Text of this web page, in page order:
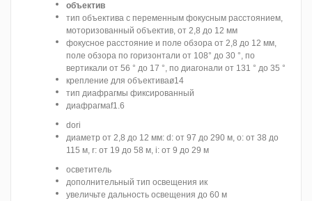
объектив
тип объектива с переменным фокусным расстоянием,
моторизованный объектив, от 2,8 до 12 мм
фокусное расстояние и поле обзора от 2,8 до 12 мм,
поле обзора по горизонтали от 108° до 30 °, по
вертикали от 56 ° до 17 °, по диагонали от 131 ° до 35 °
крепление для объективаø14
тип диафрагмы фиксированный
диафрагмаf1.6
dori
диаметр от 2,8 до 12 мм: d: от 97 до 290 м, o: от 38 до
115 м, r: от 19 до 58 м, i: от 9 до 29 м
осветитель
дополнительный тип освещения ик
увеличьте дальность освещения до 60 м